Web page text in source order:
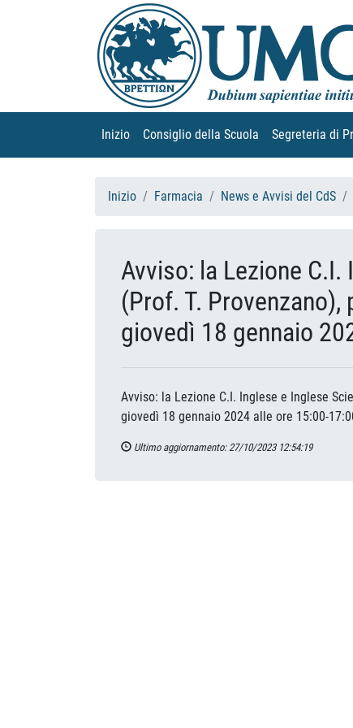
Inizio (current)
Consiglio della Scuola (current)
Segreteria di
Inizio Farmacia News e Avvisi del CdS
Avviso: la Lezione
(Prof. T.
giovedì 18 gennaio
Avviso: la Lezione C.I. Inglese e Inglese
giovedì 18 gennaio 2024 alle ore 15:00-
Ultimo aggiornamento: 27/10/2023 12:54:19